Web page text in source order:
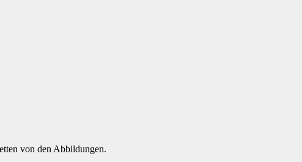
von den Abbildungen.